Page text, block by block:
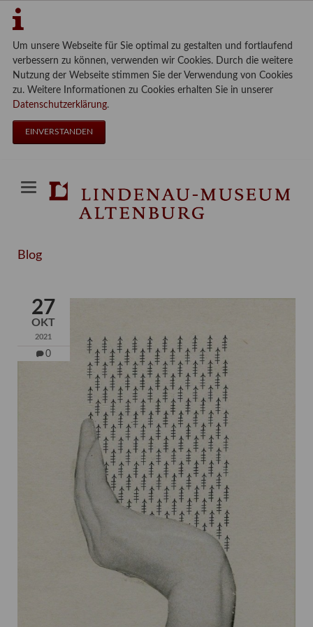
Um unsere Webseite für Sie optimal zu gestalten und fortlaufend
verbessern zu können, verwenden wir Cookies. Durch die weitere
Nutzung der Webseite stimmen Sie der Verwendung von Cookies
zu. Weitere Informationen zu Cookies erhalten Sie in unserer
Datenschutzerklärung.
EINVERSTANDEN
Blog
27
OKT
2021
0